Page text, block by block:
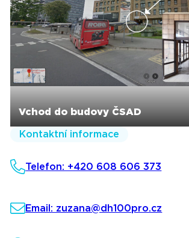
Vchod do budovy ČSAD
Kontaktní informace
Telefon: +420 608 606 373
Email: zuzana@dh100pro.cz